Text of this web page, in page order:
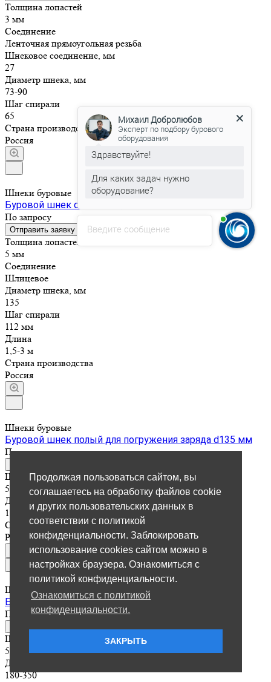
Продолжая пользоваться сайтом, вы
соглашаетесь на обработку файлов cookie
и других пользовательских данных в
соответствии с политикой
конфиденциальности. Заблокировать
использование cookies сайтом можно в
настройках браузера. Ознакомиться с
политикой конфиденциальности.
Ознакомиться с политикой
конфиденциальности.
ЗАКРЫТЬ
Толщина лопастей
3 мм
Соединение
Ленточная прямоугольная резьба
Шнековое соединение, мм
27
Диаметр шнека, мм
73-90
Шаг спирали
65
Страна производства
Россия
Шнеки буровые
Буровой шнек d73-90 мм, ш-27
По запросу
Отправить заявку
Толщина лопастей
5 мм
Соединение
Шлицевое
Диаметр шнека, мм
135
Шаг спирали
112 мм
Длина
1,5-3 м
Страна производства
Россия
Шнеки буровые
Буровой шнек полый для погружения заряда d135 мм
По запросу
Шнековое соединение, мм
55
Диаметр шнека, мм
110-150
Страна производства
Россия
Шнеки буровые
Буровой шнек d110-150 мм, ш-55
По запросу
Шнековое соединение, мм
55
Диаметр шнека, мм
180-350
Введите сообщение
Михаил Добролюбов
Эксперт по подбору бурового
оборудования
Здравствуйте!
Для каких задач нужно
оборудование?